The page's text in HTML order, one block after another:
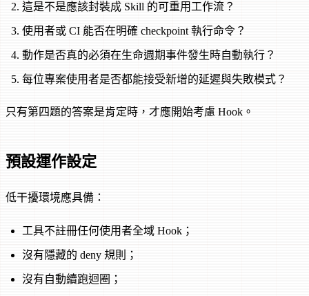
這是不是應該封裝成 Skill 的可重用工作流？
使用者或 CI 能否在明確 checkpoint 執行命令？
動作是否真的必須在生命週期事件發生時自動執行？
每位專案使用者是否都能接受新增的延遲與失敗模式？
只有第四題的答案是肯定時，才應開始考慮 Hook。
預設運作設定
低干擾環境應具備：
工具不註冊任何使用者全域 Hook；
沒有隱藏的 deny 規則；
沒有自動續跑迴圈；